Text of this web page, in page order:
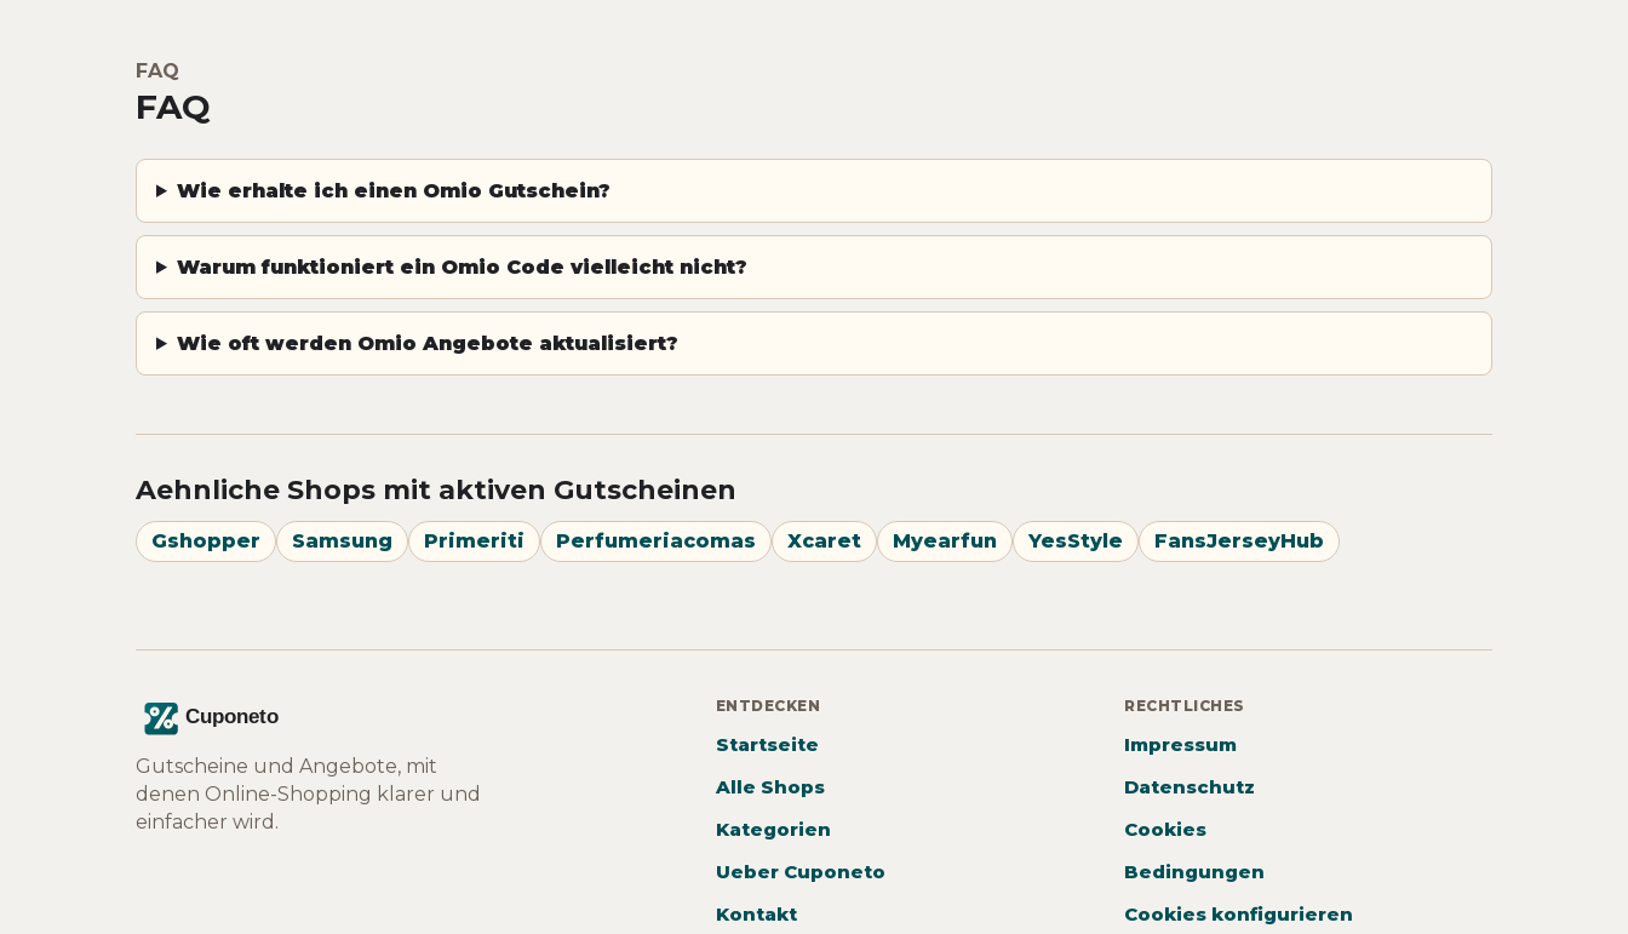
FAQ
FAQ
Wie erhalte ich einen Omio Gutschein?
Warum funktioniert ein Omio Code vielleicht nicht?
Wie oft werden Omio Angebote aktualisiert?
Aehnliche Shops mit aktiven Gutscheinen
Gshopper Samsung Primeriti Perfumeriacomas Xcaret Myearfun YesStyle FansJerseyHub
Gutscheine und Angebote, mit
denen Online-Shopping klarer und
einfacher wird.
ENTDECKEN
Startseite
Alle Shops
Kategorien
Ueber Cuponeto
Kontakt
RECHTLICHES
Impressum
Datenschutz
Cookies
Bedingungen
Cookies konfigurieren